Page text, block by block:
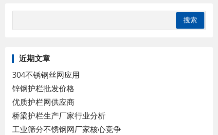
近期文章
304不锈钢丝网应用
锌钢护栏批发价格
优质护栏网供应商
桥梁护栏生产厂家行业分析
工业筛分不锈钢网厂家核心竞争